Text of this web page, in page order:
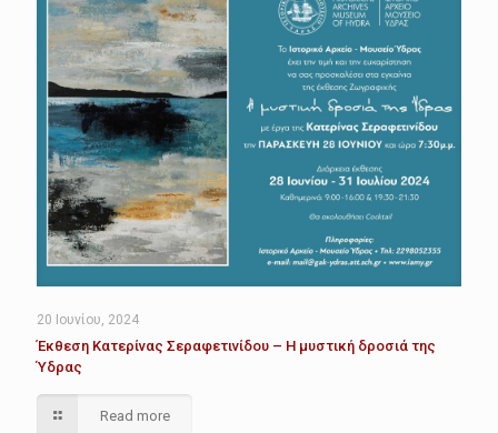
20 Ιουνίου, 2024
Έκθεση Κατερίνας Σεραφετινίδου – Η μυστική δροσιά της
Ύδρας
Read more